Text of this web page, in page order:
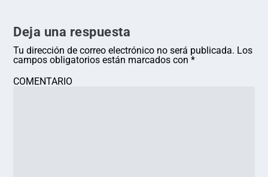
Deja una respuesta
Tu dirección de correo electrónico no será publicada. Los
campos obligatorios están marcados con*
COMENTARIO